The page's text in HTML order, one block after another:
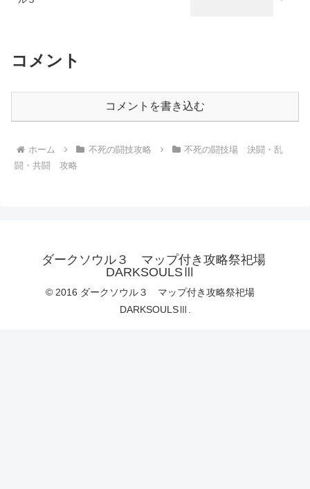
コメント
コメントを書き込む
ホーム 不死の闘技攻略
不死の闘技場 決闘・乱
闘・共闘 攻略
ダークソウル３ マップ付き攻略祭祀場
DARKSOULSⅢ
© 2016 ダークソウル３ マップ付き攻略祭祀場
DARKSOULSⅢ.